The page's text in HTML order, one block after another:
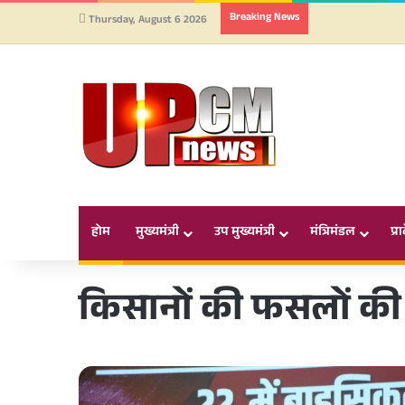
Thursday, August 6 2026 Breaking News
होम मुख्यमंत्री उप मुख्यमंत्री मंत्रिमंडल
किसानों की फसलों